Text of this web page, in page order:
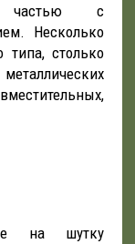
частью с
Несколько
типа, столько
на шутку